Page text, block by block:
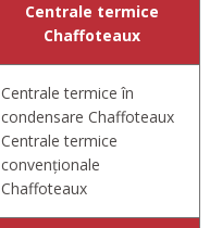
Centrale termice
Chaffoteaux
Centrale termice în
condensare Chaffoteaux
Centrale termice
convenționale
Chaffoteaux